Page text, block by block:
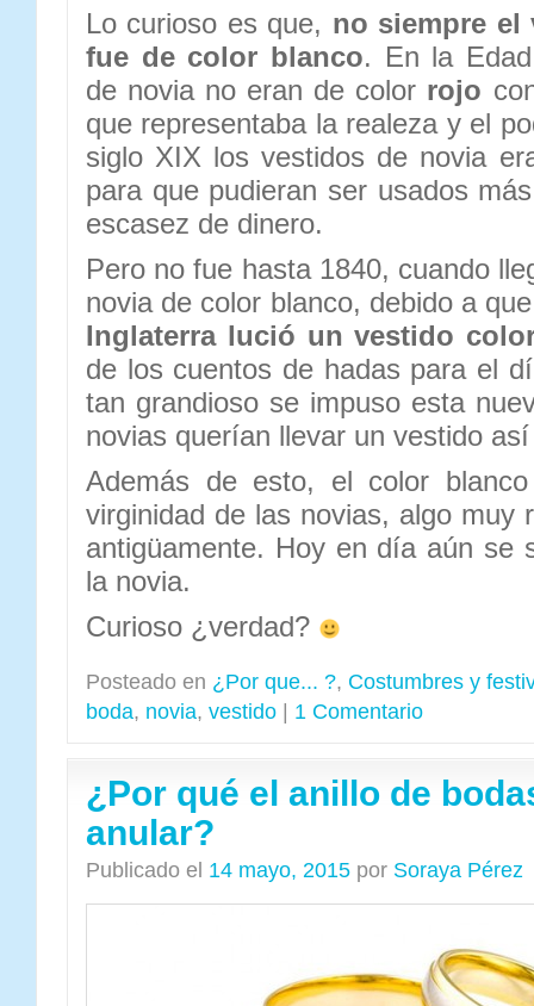
Lo curioso es que, no siempre el
fue de color blanco. En la
de novia no eran de color rojo
que representaba la realeza y el
siglo XIX los vestidos de novia
para que pudieran ser usados
escasez de dinero.
Pero no fue hasta 1840, cuando
novia de color blanco, debido a
Inglaterra lució un vestido
de los cuentos de hadas para el
tan grandioso se impuso esta
novias querían llevar un vestido
Además de esto, el color
virginidad de las novias, algo muy
antigüamente. Hoy en día aún se
la novia.
Curioso ¿verdad?
Posteado en ¿Por que... ?, Costumbres y
boda, novia, vestido 1 Comentario
¿Por qué el anillo de
anular?
Publicado el 14 mayo, 2015 por Soraya Pérez